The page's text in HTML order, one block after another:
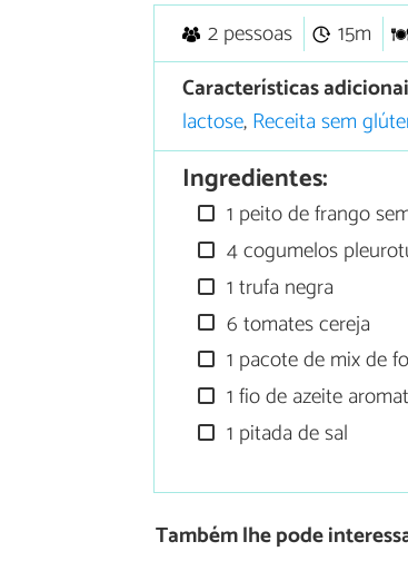
2 pessoas 15m
Características
lactose,Receita sem
Ingredientes:
1 peito de frango
4 cogumelos
1 trufa negra
6 tomates cereja
1 pacote de mix de
1 fio de azeite
1 pitada de sal
Também lhe pode